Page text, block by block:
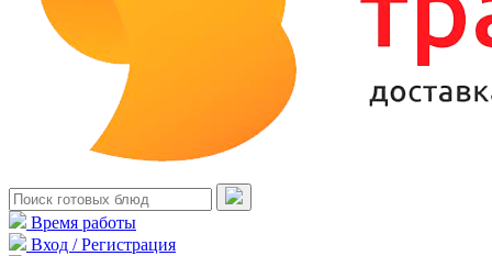
Время работы
Вход / Регистрация